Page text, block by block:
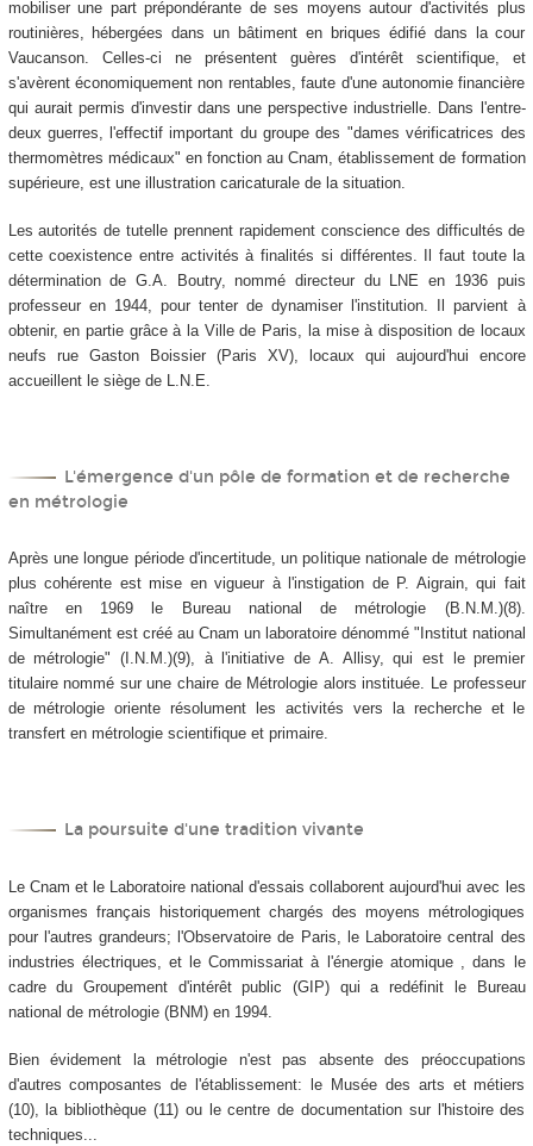
mobiliser une part prépondérante de ses moyens autour d'activités plus
routinières, hébergées dans un bâtiment en briques édifié dans la cour
Vaucanson. Celles-ci ne présentent guères d'intérêt scientifique, et
s'avèrent économiquement non rentables, faute d'une autonomie financière
qui aurait permis d'investir dans une perspective industrielle. Dans l'entre-
deux guerres, l'effectif important du groupe des "dames vérificatrices des
thermomètres médicaux" en fonction au Cnam, établissement de formation
supérieure, est une illustration caricaturale de la situation.
Les autorités de tutelle prennent rapidement conscience des difficultés de
cette coexistence entre activités à finalités si différentes. Il faut toute la
détermination de G.A. Boutry, nommé directeur du LNE en 1936 puis
professeur en 1944, pour tenter de dynamiser l'institution. Il parvient à
obtenir, en partie grâce à la Ville de Paris, la mise à disposition de locaux
neufs rue Gaston Boissier (Paris XV), locaux qui aujourd'hui encore
accueillent le siège de L.N.E.
L'émergence d'un pôle de formation et de recherche
en métrologie
Après une longue période d'incertitude, un politique nationale de métrologie
plus cohérente est mise en vigueur à l'instigation de P. Aigrain, qui fait
naître en 1969 le Bureau national de métrologie (B.N.M.)(8).
Simultanément est créé au Cnam un laboratoire dénommé "Institut national
de métrologie" (I.N.M.)(9), à l'initiative de A. Allisy, qui est le premier
titulaire nommé sur une chaire de Métrologie alors instituée. Le professeur
de métrologie oriente résolument les activités vers la recherche et le
transfert en métrologie scientifique et primaire.
La poursuite d'une tradition vivante
Le Cnam et le Laboratoire national d'essais collaborent aujourd'hui avec les
organismes français historiquement chargés des moyens métrologiques
pour l'autres grandeurs; l'Observatoire de Paris, le Laboratoire central des
industries électriques, et le Commissariat à l'énergie atomique , dans le
cadre du Groupement d'intérêt public (GIP) qui a redéfinit le Bureau
national de métrologie (BNM) en 1994.
Bien évidement la métrologie n'est pas absente des préoccupations
d'autres composantes de l'établissement: le Musée des arts et métiers
(10), la bibliothèque (11) ou le centre de documentation sur l'histoire des
techniques...